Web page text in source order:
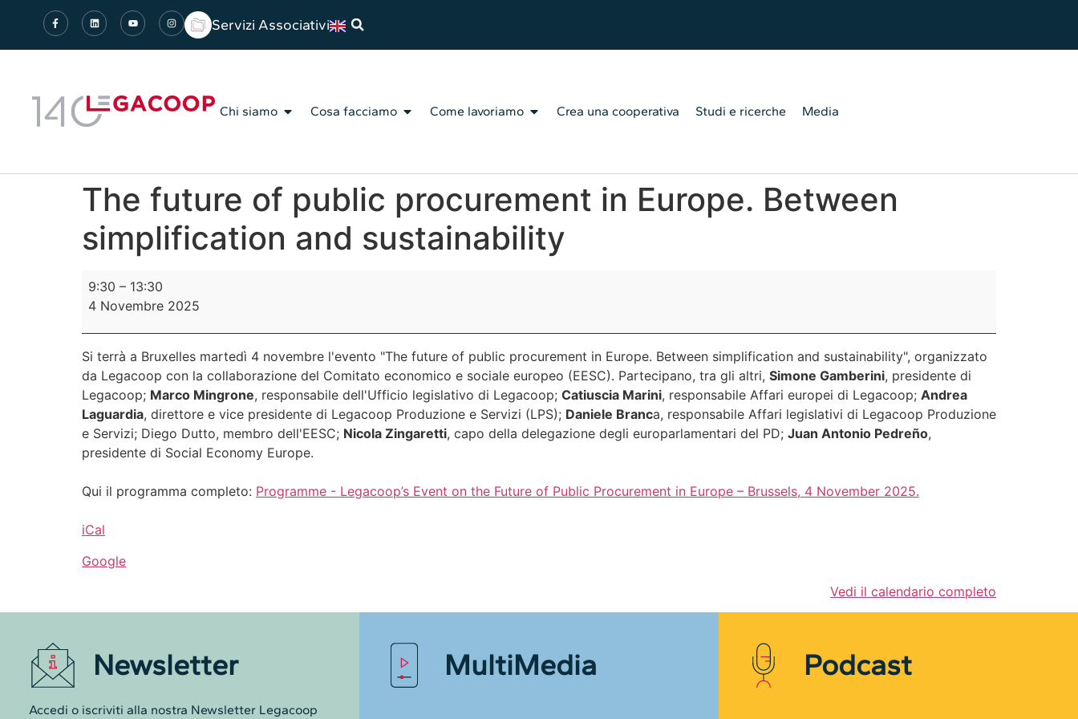
Servizi Associativi
Chi siamo Cosa facciamo Come lavoriamo Crea una cooperativa Studi e ricerche Media
The future of public procurement in Europe. Between
simplification and sustainability
9:30 – 13:30
4 Novembre 2025
Si terrà a Bruxelles martedì 4 novembre l'evento "The future of public procurement in Europe. Between simplification and sustainability", organizzato
da Legacoop con la collaborazione del Comitato economico e sociale europeo (EESC). Partecipano, tra gli altri, Simone Gamberini, presidente di
Legacoop; Marco Mingrone, responsabile dell'Ufficio legislativo di Legacoop; Catiuscia Marini, responsabile Affari europei di Legacoop; Andrea
Laguardia, direttore e vice presidente di Legacoop Produzione e Servizi (LPS); Daniele Branca, responsabile Affari legislativi di Legacoop Produzione
e Servizi; Diego Dutto, membro dell'EESC; Nicola Zingaretti, capo della delegazione degli europarlamentari del PD; Juan Antonio Pedreño,
presidente di Social Economy Europe.
Qui il programma completo: Programme - Legacoop’s Event on the Future of Public Procurement in Europe – Brussels, 4 November 2025.
iCal
Google
Vedi il calendario completo
Newsletter
Accedi o iscriviti alla nostra Newsletter Legacoop
MultiMedia Podcast